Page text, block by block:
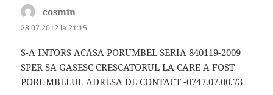
cosmin
28.07.2012 la 21:15
S-A INTORS ACASA PORUMBEL SERIA 840119-2009
SPER SA GASESC CRESCATORUL LA CARE A FOST
PORUMBELUL ADRESA DE CONTACT -0747.07.00.73